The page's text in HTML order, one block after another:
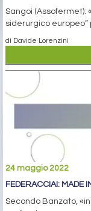
Sangoi (Assofermet):
siderurgico
di Davide Lorenzini
24 maggio 2022
FEDERACCIAI: MADE
Secondo Banzato,